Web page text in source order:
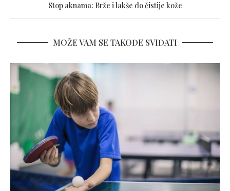
Stop aknama: Brže i lakše do čistije kože
MOŽE VAM SE TAKOĐE SVIĐATI